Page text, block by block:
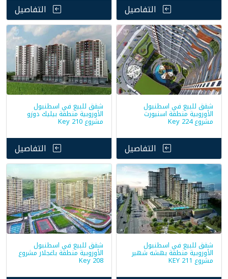
التفاصيل التفاصيل
شقق للبيع في اسطنبول
الأوروبية منطقة اسنيورت
مشروع Key 224
التفاصيل
شقق للبيع في اسطنبول
الأوروبية منطقة بيليك دوزو
مشروع Key 210
التفاصيل
شقق للبيع في اسطنبول
الأوروبية منطقة بهشه شهير
مشروع KEY 211
شقق للبيع في اسطنبول
الأوروبية منطقة باغجلار مشروع
Key 208